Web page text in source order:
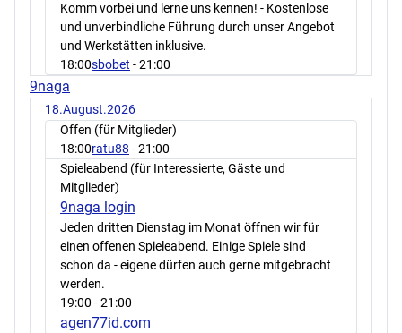
Komm vorbei und lerne uns kennen! - Kostenlose
und unverbindliche Führung durch unser Angebot
und Werkstätten inklusive.
18:00sbobet - 21:00
9naga
18.August.2026
Offen (für Mitglieder)
18:00ratu88 - 21:00
Spieleabend (für Interessierte, Gäste und
Mitglieder)
9naga login
Jeden dritten Dienstag im Monat öffnen wir für
einen offenen Spieleabend. Einige Spiele sind
schon da - eigene dürfen auch gerne mitgebracht
werden.
19:00 - 21:00
agen77id.com